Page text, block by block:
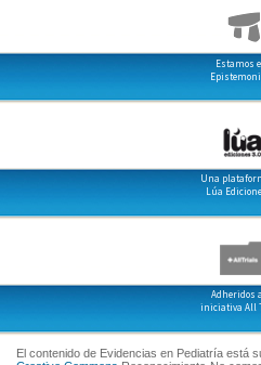
Estamos
Una
Lúa
Adheridos
iniciativa All
El contenido de Evidencias en Pediatría está